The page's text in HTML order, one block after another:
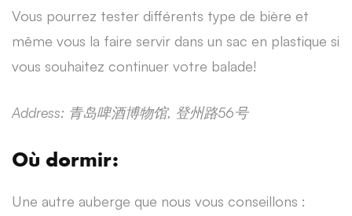
Vous pourrez tester différents type de bière et
même vous la faire servir dans un sac en plastique si
vous souhaitez continuer votre balade!
Address: 青岛啤酒博物馆, 登州路56号
Où dormir:
Une autre auberge que nous vous conseillons :